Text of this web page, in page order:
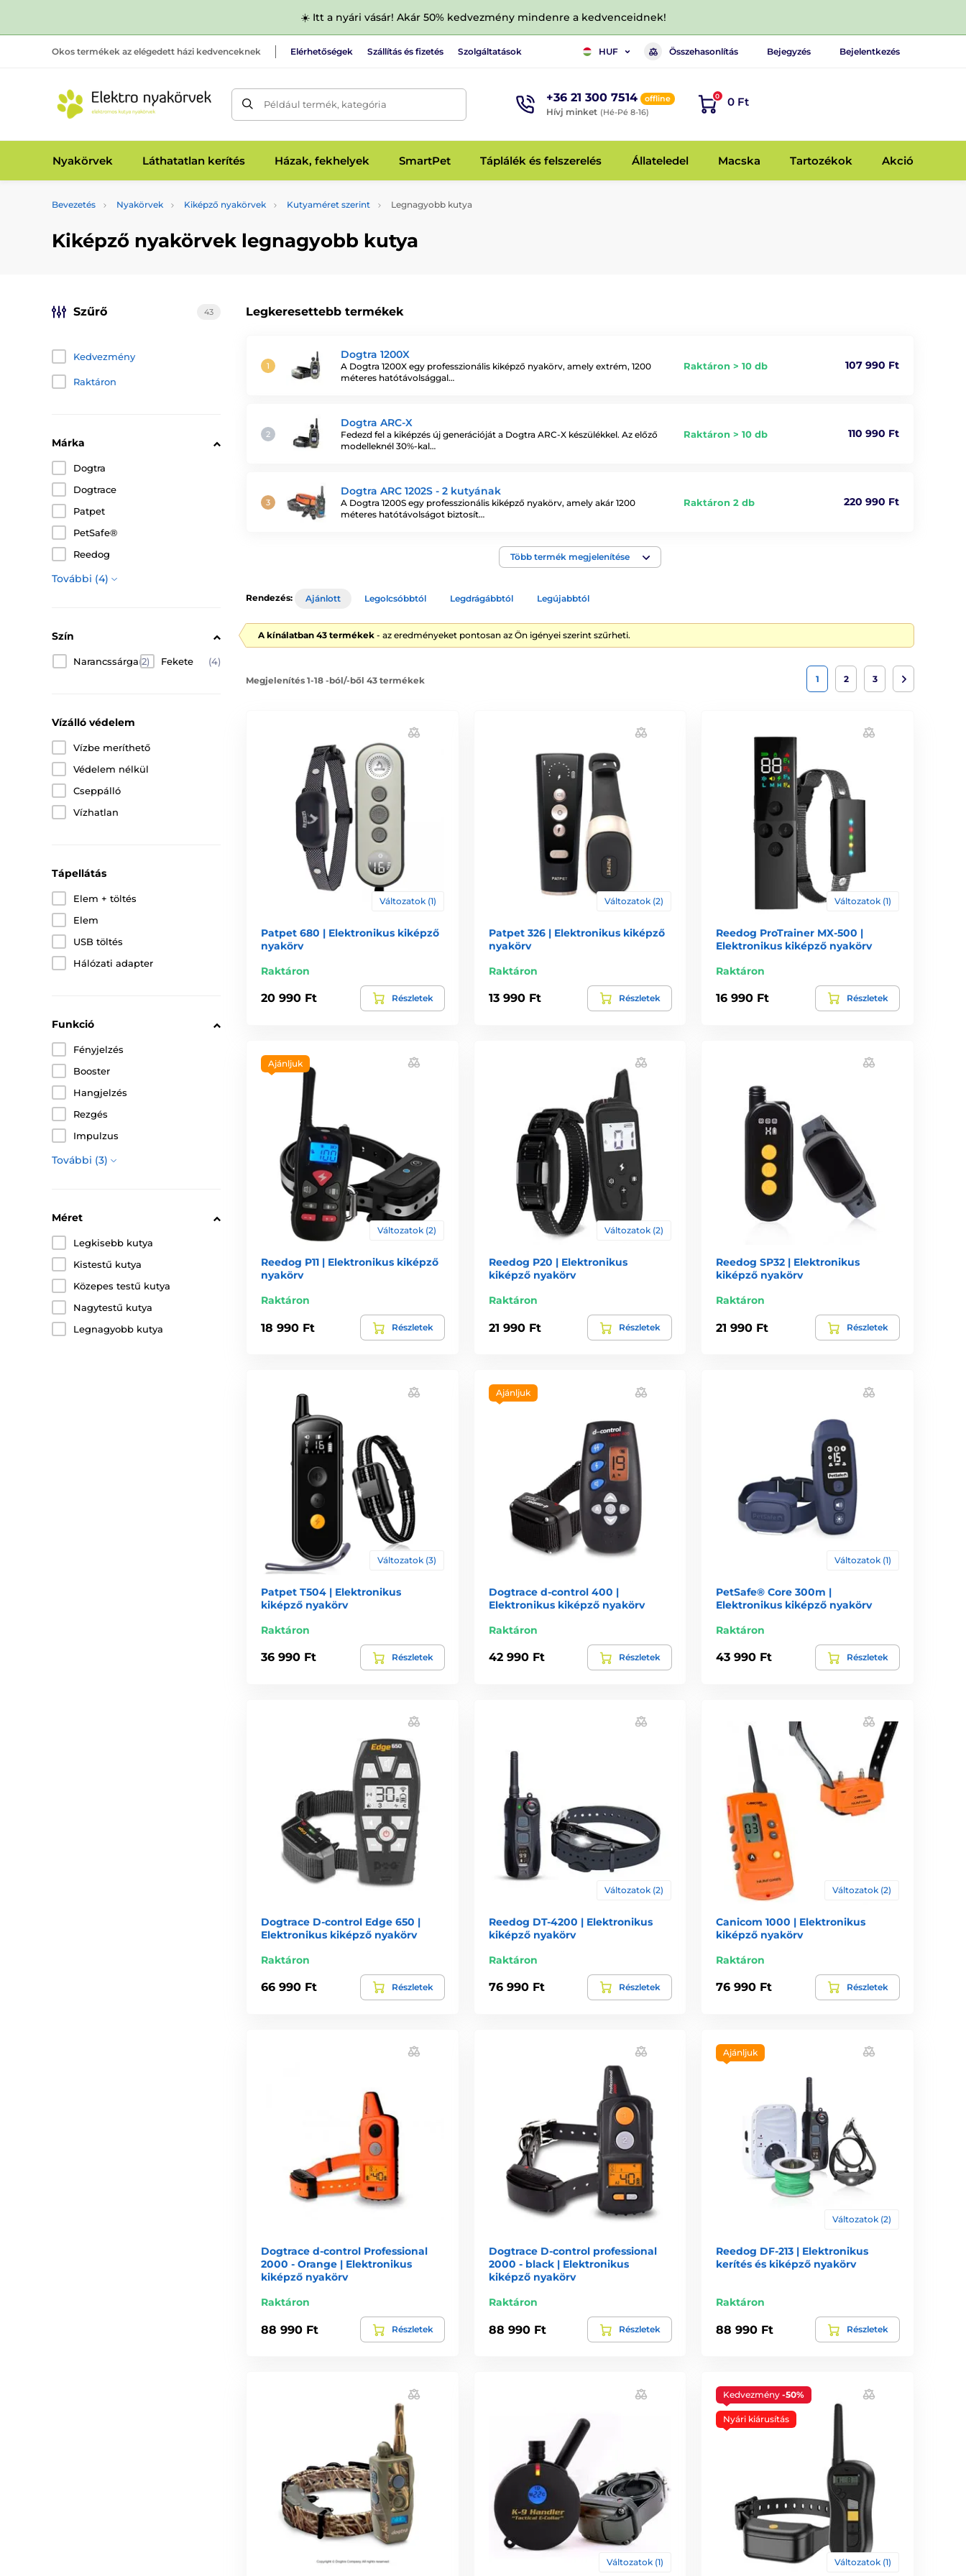
☀️ Itt a nyári vásár! Akár 50% kedvezmény mindenre a kedvenceidnek!
Okos termékek az elégedett házi kedvenceknek Elérhetőségek Szállítás és fizetés Szolgáltatások HUF Összehasonlítás Bejegyzés Bejelentkezés
Például termék, kategória +36 21 300 7514 offline
Hívj minket (Hé-Pé 8-16)
0 0 Ft
Nyakörvek Láthatatlan kerítés Házak, fekhelyek SmartPet Táplálék és felszerelés Állateledel Macska Tartozékok Akció
Bevezetés Nyakörvek Kiképző nyakörvek Kutyaméret szerint Legnagyobb kutya
Kiképző nyakörvek legnagyobb kutya
Legkeresettebb termékek
Dogtra 1200X
A Dogtra 1200X egy professzionális kiképző nyakörv, amely extrém, 1200
méteres hatótávolsággal…
Raktáron > 10 db 107 990 Ft
Dogtra ARC-X
Fedezd fel a kiképzés új generációját a Dogtra ARC-X készülékkel. Az előző
modelleknél 30%-kal…
Raktáron > 10 db 110 990 Ft
Dogtra ARC 1202S - 2 kutyának
A Dogtra 1200S egy professzionális kiképző nyakörv, amely akár 1200
méteres hatótávolságot biztosít…
Raktáron 2 db 220 990 Ft
Több termék megjelenítése
Szűrő 43
Kedvezmény
Raktáron
Márka
Dogtra
Dogtrace
Patpet
PetSafe®
Reedog
További (4)
Szín
Narancssárga(2) Fekete (4)
Vízálló védelem
Vízbe meríthető
Védelem nélkül
Cseppálló
Vízhatlan
Tápellátás
Elem + töltés
Elem
USB töltés
Hálózati adapter
Funkció
Fényjelzés
Booster
Hangjelzés
Rezgés
Impulzus
További (3)
Méret
Legkisebb kutya
Kistestű kutya
Közepes testű kutya
Nagytestű kutya
Legnagyobb kutya
Rendezés: Ajánlott Legolcsóbbtól Legdrágábbtól Legújabbtól
A kínálatban 43 termékek - az eredményeket pontosan az Ön igényei szerint szűrheti.
Megjelenítés 1-18 -ból/-ből 43 termékek 1 2 3
Változatok (1)
Patpet 680 | Elektronikus kiképző
nyakörv
Raktáron
20 990 Ft Részletek
Változatok (2)
Patpet 326 | Elektronikus kiképző
nyakörv
Raktáron
13 990 Ft Részletek
Változatok (1)
Reedog ProTrainer MX-500 |
Elektronikus kiképző nyakörv
Raktáron
16 990 Ft Részletek
Ajánljuk
Változatok (2)
Reedog P11 | Elektronikus kiképző
nyakörv
Raktáron
18 990 Ft Részletek
Változatok (2)
Reedog P20 | Elektronikus
kiképző nyakörv
Raktáron
21 990 Ft Részletek
Reedog SP32 | Elektronikus
kiképző nyakörv
Raktáron
21 990 Ft Részletek
Változatok (3)
Patpet T504 | Elektronikus
kiképző nyakörv
Raktáron
36 990 Ft Részletek
Ajánljuk
Dogtrace d-control 400 |
Elektronikus kiképző nyakörv
Raktáron
42 990 Ft Részletek
Változatok (1)
PetSafe® Core 300m |
Elektronikus kiképző nyakörv
Raktáron
43 990 Ft Részletek
Dogtrace D-control Edge 650 |
Elektronikus kiképző nyakörv
Raktáron
66 990 Ft Részletek
Változatok (2)
Reedog DT-4200 | Elektronikus
kiképző nyakörv
Raktáron
76 990 Ft Részletek
Változatok (2)
Canicom 1000 | Elektronikus
kiképző nyakörv
Raktáron
76 990 Ft Részletek
Dogtrace d-control Professional
2000 - Orange | Elektronikus
kiképző nyakörv
Raktáron
88 990 Ft Részletek
Dogtrace D‑control professional
2000 - black | Elektronikus
kiképző nyakörv
Raktáron
88 990 Ft Részletek
Ajánljuk
Változatok (2)
Reedog DF-213 | Elektronikus
kerítés és kiképző nyakörv
Raktáron
88 990 Ft Részletek
Változatok (1)
Kedvezmény-50%
Nyári kiárusítás
Változatok (1)